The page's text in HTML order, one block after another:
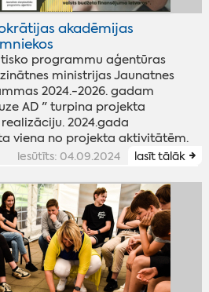
akadēmijas
programmu aģentūras
ministrijas Jaunatnes
2024.-2026. gadam
AD " turpina projekta
2024.gada
viena no projekta aktivitātēm.
iesūtīts: 04.09.2024 lasīt tālāk